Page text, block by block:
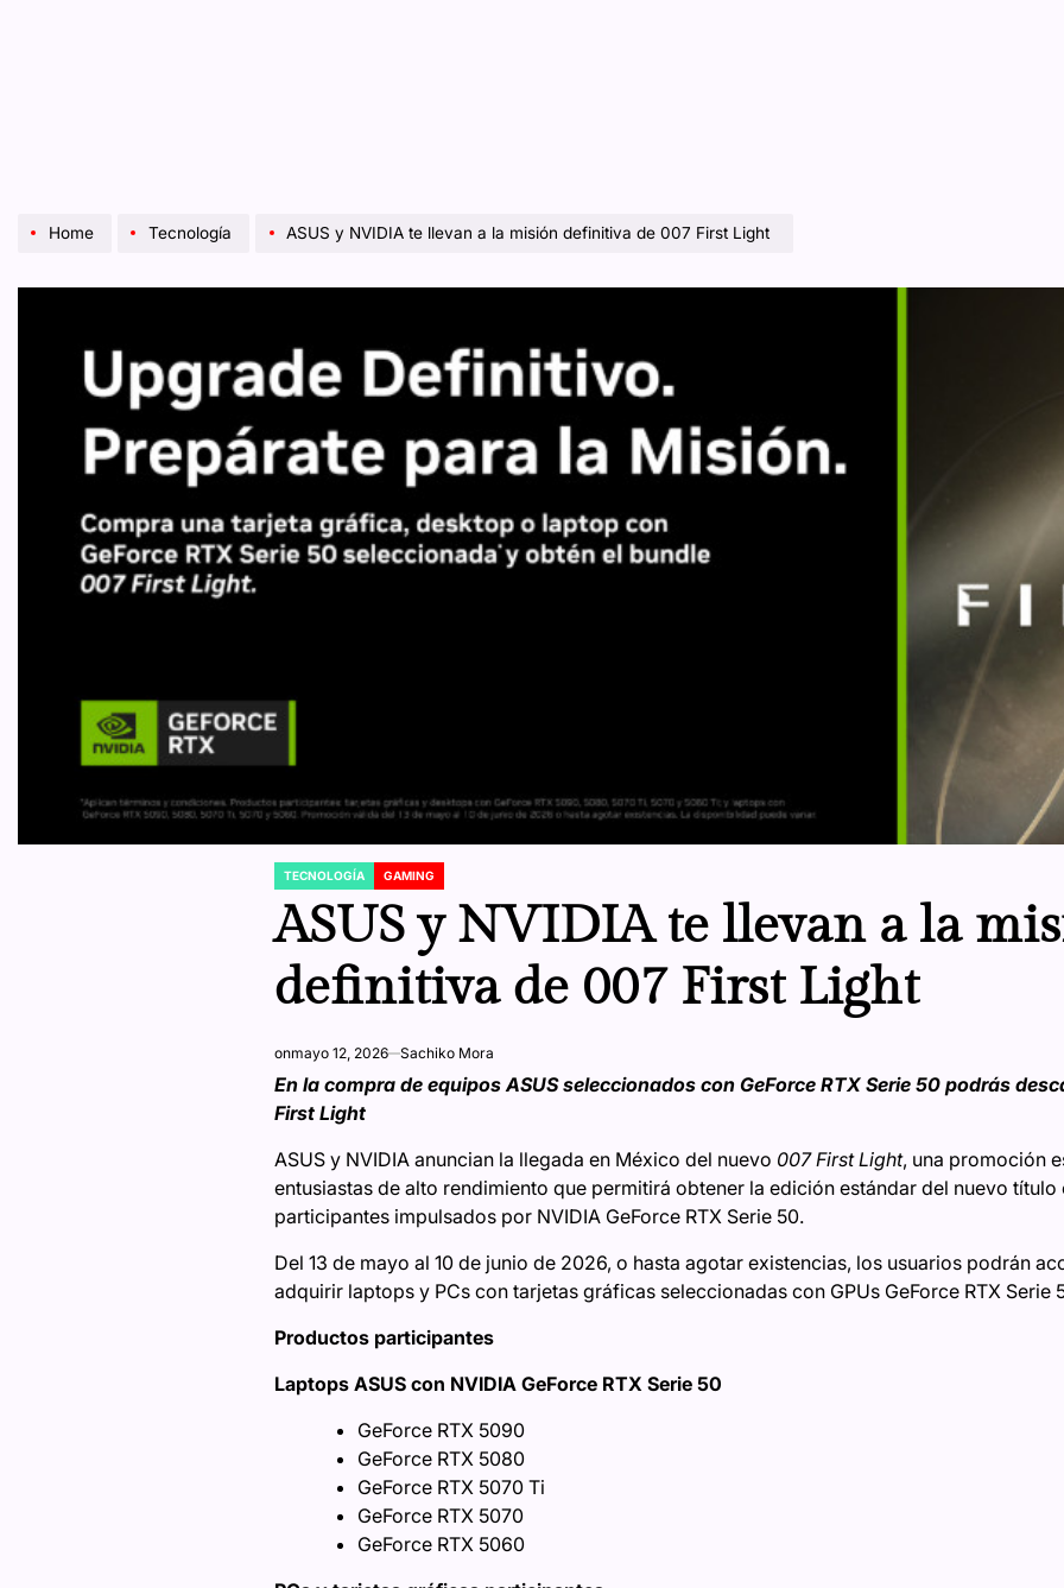
Home Tecnología ASUS y NVIDIA te llevan a la misión definitiva de 007 First Light
POSTED
TECNOLOGÍA GAMING
ASUS y NVIDIA te llevan a la
definitiva de 007 First Light
onmayo 12, 2026 Sachiko Mora
En la compra de equipos ASUS seleccionados con GeForce RTX Serie 50 podrás
First Light
ASUS y NVIDIA anuncian la llegada en México del nuevo 007 First Light, una promoción
entusiastas de alto rendimiento que permitirá obtener la edición estándar del nuevo
participantes impulsados por NVIDIA GeForce RTX Serie 50.
Del 13 de mayo al 10 de junio de 2026, o hasta agotar existencias, los usuarios podrán
adquirir laptops y PCs con tarjetas gráficas seleccionadas con GPUs GeForce RTX Serie
Productos participantes
Laptops ASUS con NVIDIA GeForce RTX Serie 50
GeForce RTX 5090
GeForce RTX 5080
GeForce RTX 5070 Ti
GeForce RTX 5070
GeForce RTX 5060